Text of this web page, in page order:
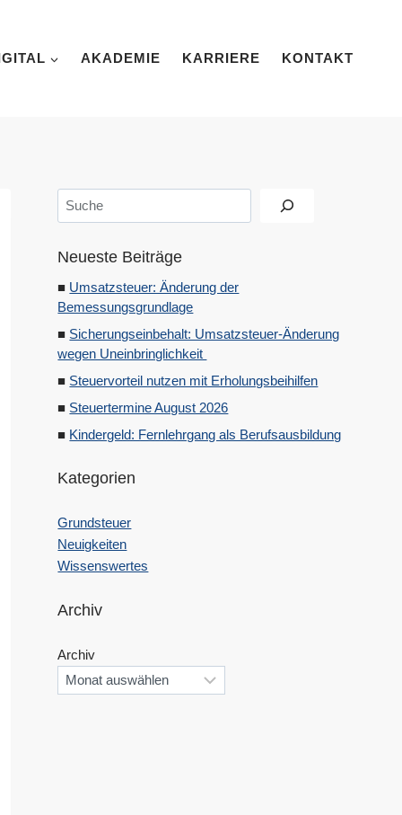
AKADEMIE KARRIERE KONTAKT
Suchen
Neueste Beiträge
Umsatzsteuer: Änderung der
Bemessungsgrundlage
Sicherungseinbehalt: Umsatzsteuer-Änderung
wegen Uneinbringlichkeit
Steuervorteil nutzen mit Erholungsbeihilfen
Steuertermine August 2026
Kindergeld: Fernlehrgang als Berufsausbildung
Kategorien
Grundsteuer
Neuigkeiten
Wissenswertes
Archiv
Archiv